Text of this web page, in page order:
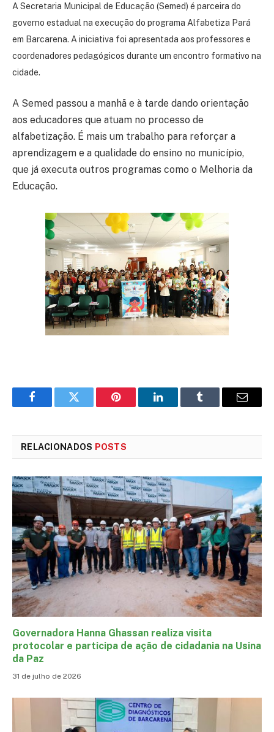
A Secretaria Municipal de Educação (Semed) é parceira do
governo estadual na execução do programa Alfabetiza Pará
em Barcarena. A iniciativa foi apresentada aos professores e
coordenadores pedagógicos durante um encontro formativo na
cidade.
A Semed passou a manhã e à tarde dando orientação
aos educadores que atuam no processo de
alfabetização. É mais um trabalho para reforçar a
aprendizagem e a qualidade do ensino no município,
que já executa outros programas como o Melhoria da
Educação.
FacebookTwitter Pinterest LinkedInTumblr
E-
RELACIONADOS POSTS
Governadora Hanna Ghassan realiza visita
protocolar e participa de ação de cidadania na Usina
da Paz
31 de julho de 2026